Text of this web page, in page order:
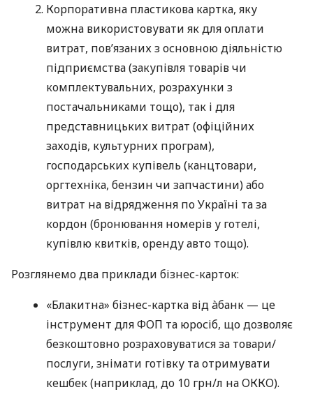
Корпоративна пластикова картка, яку
можна використовувати як для оплати
витрат, пов’язаних з основною діяльністю
підприємства (закупівля товарів чи
комплектувальних, розрахунки з
постачальниками тощо), так і для
представницьких витрат (офіційних
заходів, культурних програм),
господарських купівель (канцтовари,
оргтехніка, бензин чи запчастини) або
витрат на відрядження по Україні та за
кордон (бронювання номерів у готелі,
купівлю квитків, оренду авто тощо).
Розглянемо два приклади бізнес-карток:
«Блакитна» бізнес-картка від àбанк — це
інструмент для ФОП та юросіб, що дозволяє
безкоштовно розраховуватися за товари/
послуги, знімати готівку та отримувати
кешбек (наприклад, до 10 грн/л на ОККО).